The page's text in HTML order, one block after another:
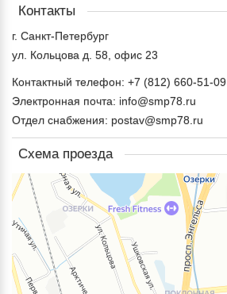
Контакты
г. Санкт-Петербург
ул. Кольцова д. 58, офис 23
Контактный телефон: +7 (812) 660-51-09
Электронная почта: info@smp78.ru
Отдел снабжения: postav@smp78.ru
Схема проезда